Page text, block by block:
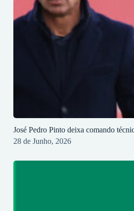
José Pedro Pinto deixa comando
28 de Junho, 2026